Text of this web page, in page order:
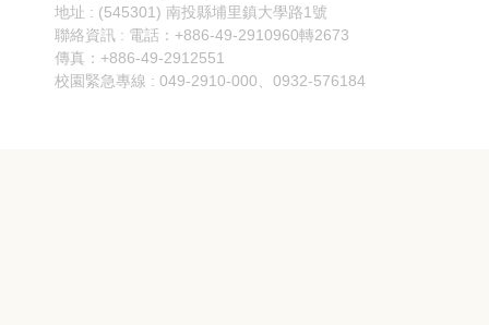
地址 : (545301) 南投縣埔里鎮大學路1號
聯絡資訊 : 電話：+886-49-2910960轉2673
傳真：+886-49-2912551
校園緊急專線 : 049-2910-000、0932-576184